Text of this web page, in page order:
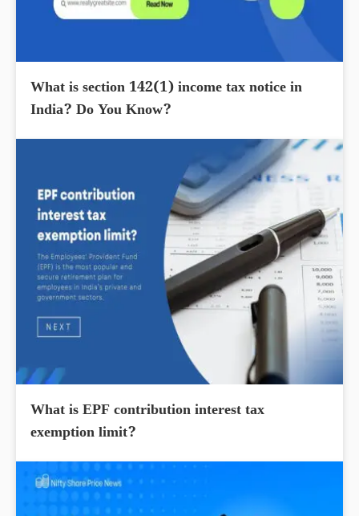
What is section 142(1) income tax notice in
India? Do You Know?
What is EPF contribution interest tax
exemption limit?